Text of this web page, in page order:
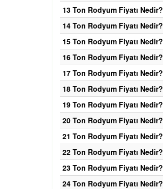
13 Ton Rodyum Fiyatı Nedir?
14 Ton Rodyum Fiyatı Nedir?
15 Ton Rodyum Fiyatı Nedir?
16 Ton Rodyum Fiyatı Nedir?
17 Ton Rodyum Fiyatı Nedir?
18 Ton Rodyum Fiyatı Nedir?
19 Ton Rodyum Fiyatı Nedir?
20 Ton Rodyum Fiyatı Nedir?
21 Ton Rodyum Fiyatı Nedir?
22 Ton Rodyum Fiyatı Nedir?
23 Ton Rodyum Fiyatı Nedir?
24 Ton Rodyum Fiyatı Nedir?